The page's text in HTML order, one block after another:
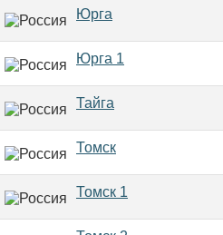
Юрга
Юрга 1
Тайга
Томск
Томск 1